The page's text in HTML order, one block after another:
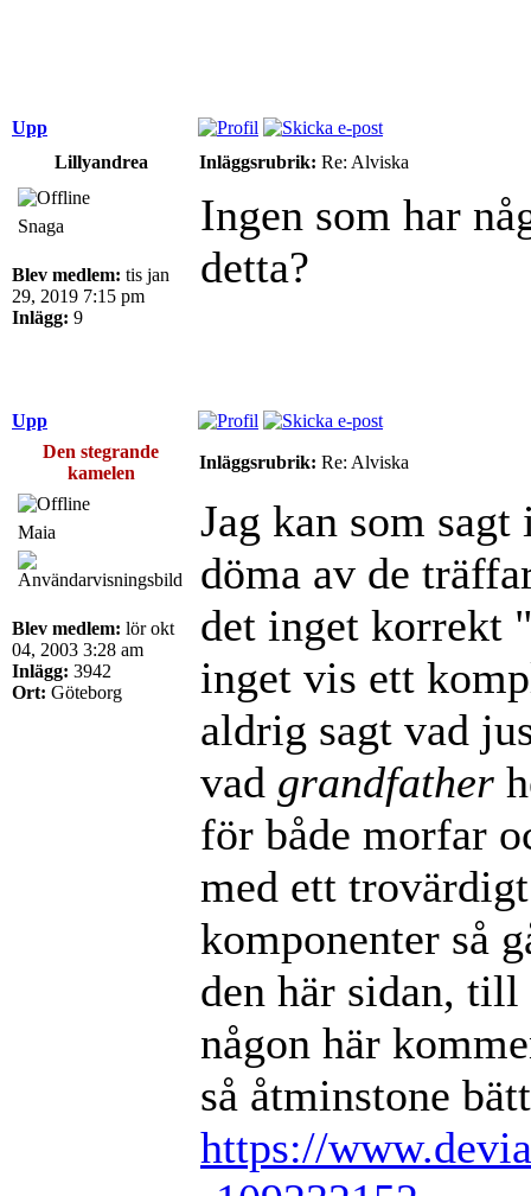
Upp
Lillyandrea
Inläggsrubrik: Re: Alviska
Snaga
Blev medlem: tis jan
29, 2019 7:15 pm
Inlägg: 9
Ingen som har
detta?
Upp
Den stegrande
kamelen
Inläggsrubrik: Re: Alviska
Maia
Blev medlem: lör okt
04, 2003 3:28 am
Inlägg: 3942
Ort: Göteborg
Jag kan som
döma av de
det inget korrekt
inget vis ett
aldrig sagt vad
vad grandfather
för både morfar
med ett
komponenter så
den här sidan,
någon här
så åtminstone
https://